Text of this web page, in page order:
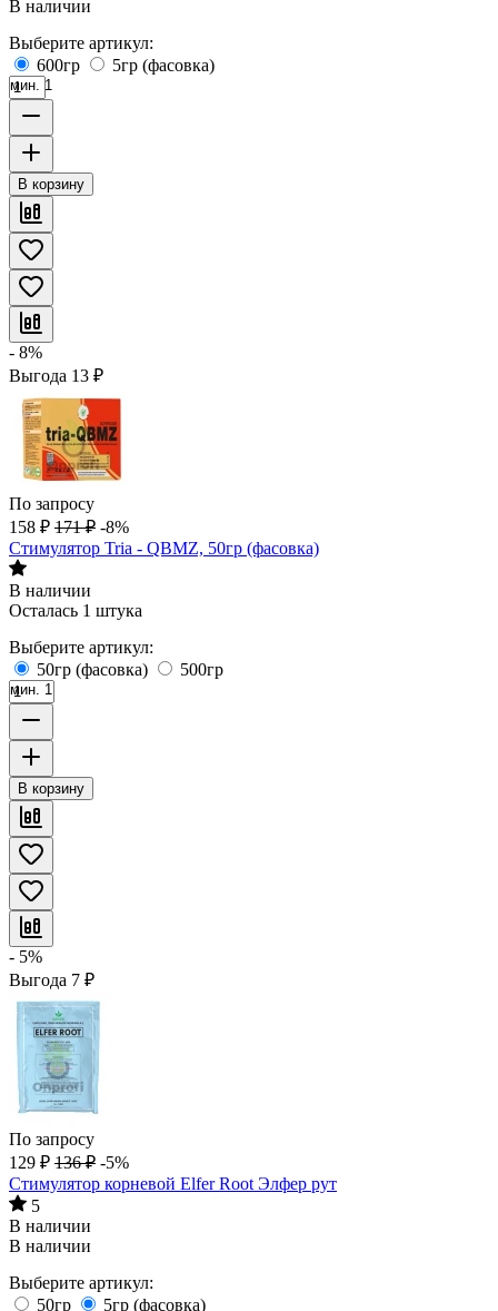
В наличии
Выберите артикул:
600гр
5гр (фасовка)
мин. 1
В корзину
- 8%
Выгода 13 ₽
По запросу
158 ₽ 171 ₽ -8%
Стимулятор Tria - QBMZ, 50гр (фасовка)
В наличии
Осталась 1 штука
Выберите артикул:
50гр (фасовка)
500гр
мин. 1
В корзину
- 5%
Выгода 7 ₽
По запросу
129 ₽ 136 ₽ -5%
Стимулятор корневой Elfer Root Элфер рут
5
В наличии
В наличии
Выберите артикул:
50гр
5гр (фасовка)